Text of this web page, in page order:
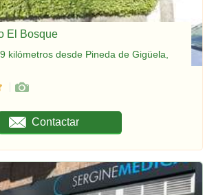
El Bosque
kilómetros desde Pineda de Gigüela,
Contactar